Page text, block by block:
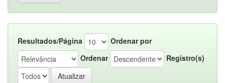
Resultados/Página
Ordenar por
Ordenar
Registro(s)